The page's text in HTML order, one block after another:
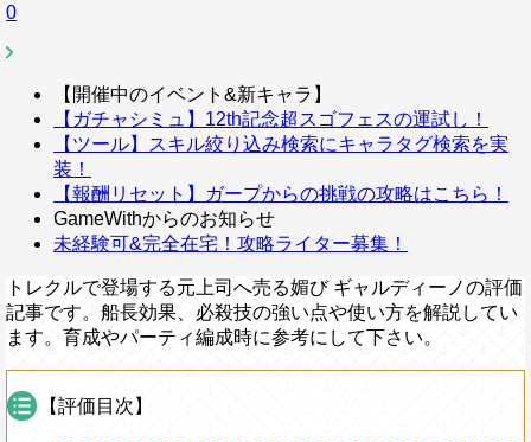
0
【開催中のイベント&新キャラ】
【ガチャシミュ】12th記念超スゴフェスの運試し！
【ツール】スキル絞り込み検索にキャラタグ検索を実
装！
【報酬リセット】ガープからの挑戦の攻略はこちら！
GameWithからのお知らせ
未経験可&完全在宅！攻略ライター募集！
トレクルで登場する元上司へ売る媚び ギャルディーノの評価
記事です。船長効果、必殺技の強い点や使い方を解説してい
ます。育成やパーティ編成時に参考にして下さい。
【評価目次】